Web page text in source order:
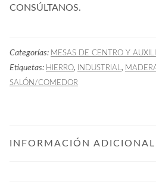
CONSÚLTANOS.
Categorías: MESAS DE CENTRO Y
Etiquetas: HIERRO, INDUSTRIAL ,
SALÓN/COMEDOR
INFORMACIÓN ADICIONAL